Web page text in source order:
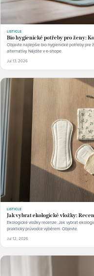
LISTICLE
Bio hygienické potřeby pro ženy:
Objavte najlepšie bio hygienické potřeby pre
alternatívy. Nájdite v e-shope.
Jul 13, 2026
LISTICLE
Jak vybrat ekologické vložky:
Ekologické vložky recenze: Jak vybrat
praktický průvodce výběrem. Objevte.
Jul 12, 2026